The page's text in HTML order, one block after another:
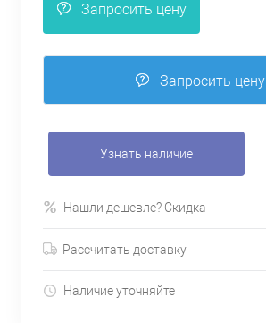
Запросить цену
Запросить цену
Узнать наличие
Нашли дешевле? Скидка
Рассчитать доставку
Наличие уточняйте